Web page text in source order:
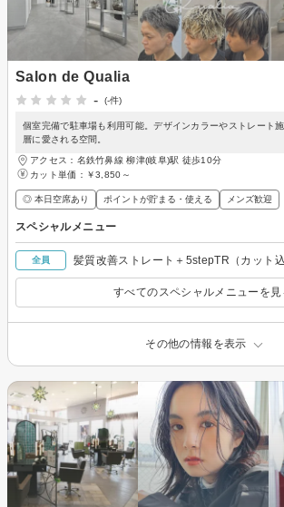
Salon de Qualia
-
(-件)
個室完備で駐車場も利用可能。デザインカラーやストレート
層に愛される空間。
アクセス：名鉄竹鼻線 柳津(岐阜)駅 徒歩10分
カット単価： ￥3,850～
◎ 本日空席あり ポイントが貯まる・使える メンズ歓迎
スペシャルメニュー
全員 髪質改善ストレート＋5stepTR（カット込
すべてのスペシャルメニューを見
その他の情報を表示